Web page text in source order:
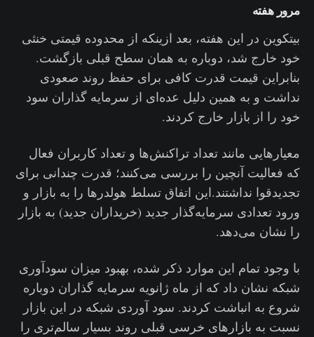
مرور هفته
بیتکوین در این هفته، بعد ازینکه از محدوده قیمتی خنثی
خود خارج شد، دوباره به همان سطح قبلی بازگشت.
بنابراین قیمت قدرت کافی برای حفظ روند صعودی
نداشت و به همین دلیل عده‌ای از سرمایه گذاران سود
خود را از بازار خارج کردند.
معیارهایی مانند تعداد تراکنش‌ها و تعداد کاربران فعال
که فعالیت آنچین را بررسی می‌کنند؛ قدرت چندانی برای
تجدیدقوا نداشتند.این اتفاق تسلط هولدرها را به بازار و
ورود تعدادی سرمایه‌گذار جدید (خریداران جدید) به بازار
را نشان می‌دهد.
با وجود تمام این موارد ذکر شده، بهبود میزان سودآوری
شبکه نشان داد که از ماه ژانویه سرمایه گذاران دوباره
شروع به انباشت کردند. سود آوردی شبکه در این بازار
نسبت به بازارهای خرسی قبلی روند بسیار سالم‌تری را